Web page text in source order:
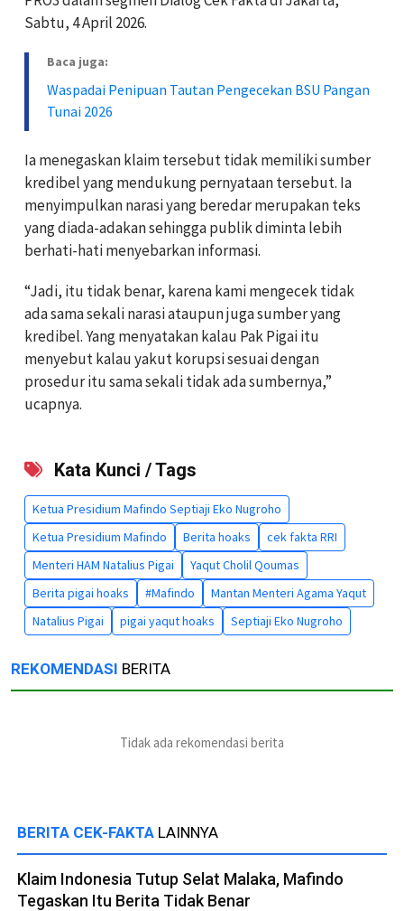
Sabtu, 4 April 2026.
Baca juga:
Waspadai Penipuan Tautan Pengecekan BSU Pangan
Tunai 2026
Ia menegaskan klaim tersebut tidak memiliki sumber
kredibel yang mendukung pernyataan tersebut. Ia
menyimpulkan narasi yang beredar merupakan teks
yang diada-adakan sehingga publik diminta lebih
berhati-hati menyebarkan informasi.
“Jadi, itu tidak benar, karena kami mengecek tidak
ada sama sekali narasi ataupun juga sumber yang
kredibel. Yang menyatakan kalau Pak Pigai itu
menyebut kalau yakut korupsi sesuai dengan
prosedur itu sama sekali tidak ada sumbernya,”
ucapnya.
Kata Kunci / Tags
Ketua Presidium Mafindo Septiaji Eko Nugroho
Ketua Presidium Mafindo
Berita hoaks
cek fakta RRI
Menteri HAM Natalius Pigai
Yaqut Cholil Qoumas
Berita pigai hoaks
#Mafindo
Mantan Menteri Agama Yaqut
Natalius Pigai
pigai yaqut hoaks Septiaji Eko Nugroho
REKOMENDASI BERITA
Tidak ada rekomendasi berita
BERITA CEK-FAKTA LAINNYA
Klaim Indonesia Tutup Selat Malaka, Mafindo
Tegaskan Itu Berita Tidak Benar